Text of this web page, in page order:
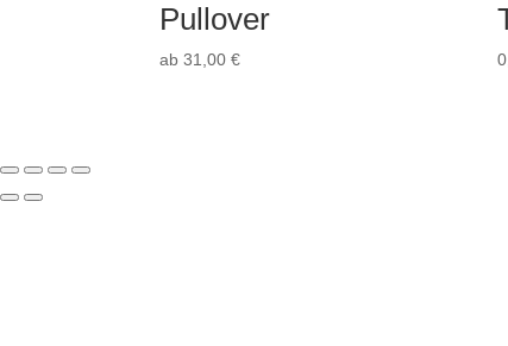
Pullover
ab31,00€